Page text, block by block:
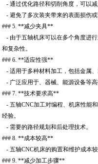
- 通过优化路径和切削角度，可以
- 避免了多次装夹带来的表面损伤或
### 5. **减少夹具**
- 由于五轴机床可以在多个角度进
和复杂性。
### 6. **适应性强**
- 适用于多种材料加工，包括金属、
- 广泛应用于、器械、能源设备等高
### 7. **技术要求高**
- 五轴CNC加工对编程、机床性能
经验。
- 需要的路径规划和后处理技术。
### 8. **成本较高**
- 五轴CNC机床的购置和维护成本
### 9. **减少加工步骤**